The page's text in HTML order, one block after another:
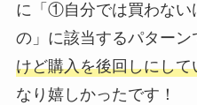
に「①自分では買わない
の」に該当するパターン
けど購入を後回しにして
なり嬉しかったです！